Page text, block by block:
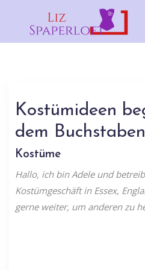
Kostümideen
dem
Kostüme
Hallo, ich bin Adele und
Kostümgeschäft in Essex,
gerne weiter, um anderen zu